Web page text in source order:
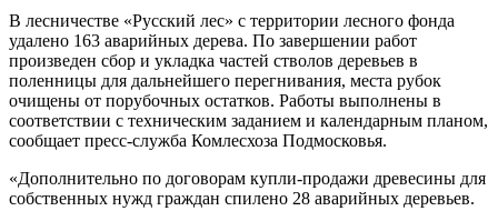
В лесничестве «Русский лес» с территории лесного фонда
удалено 163 аварийных дерева. По завершении работ
произведен сбор и укладка частей стволов деревьев в
поленницы для дальнейшего перегнивания, места рубок
очищены от порубочных остатков. Работы выполнены в
соответствии с техническим заданием и календарным планом,
сообщает пресс-служба Комлесхоза Подмосковья.
«Дополнительно по договорам купли-продажи древесины для
собственных нужд граждан спилено 28 аварийных деревьев.